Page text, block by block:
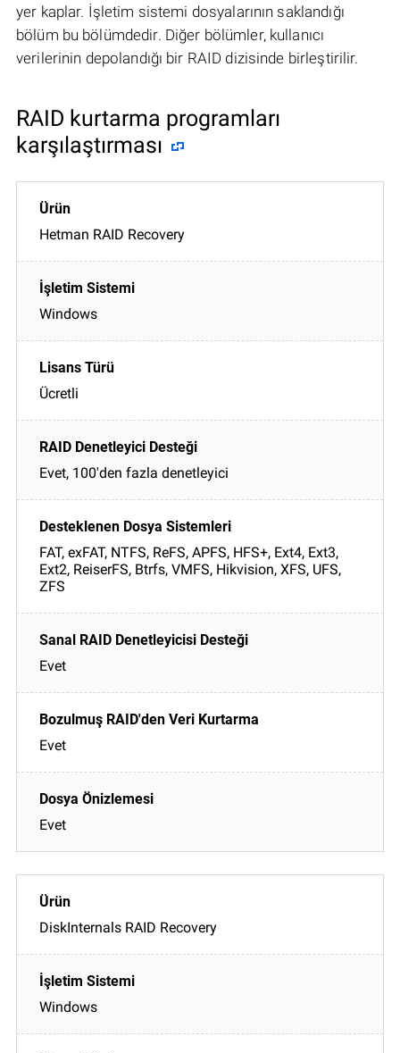
yer kaplar. İşletim sistemi dosyalarının saklandığı
bölüm bu bölümdedir. Diğer bölümler, kullanıcı
verilerinin depolandığı bir RAID dizisinde birleştirilir.
RAID kurtarma programları
karşılaştırması
Hetman RAID Recovery
Windows
Ücretli
Evet, 100'den fazla denetleyici
FAT, exFAT, NTFS, ReFS, APFS, HFS+, Ext4, Ext3,
Ext2, ReiserFS, Btrfs, VMFS, Hikvision, XFS, UFS,
ZFS
Evet
Evet
Evet
DiskInternals RAID Recovery
Windows